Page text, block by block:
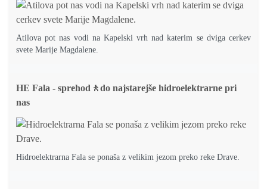
Atilova pot nas vodi na Kapelski vrh nad katerim se dviga cerkev
svete Marije Magdalene.
HE Fala - sprehod🚶do najstarejše hidroelektrarne pri
nas
Hidroelektrarna Fala se ponaša z velikim jezom preko reke Drave.